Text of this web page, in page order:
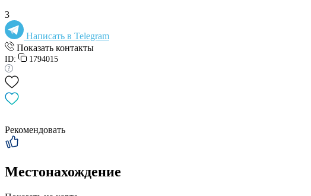
3
Написать в Telegram
Показать контакты
ID: 1794015
Рекомендовать
Местонахождение